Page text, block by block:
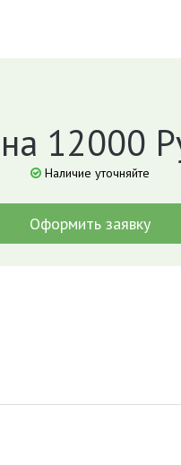
12000
Наличие уточняйте
Оформить заявку